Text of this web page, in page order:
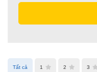
Tất cả 1 2 3